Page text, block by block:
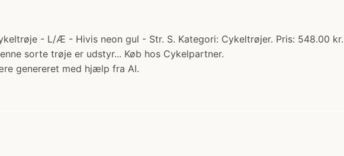
- L/Æ - Hivis neon gul - Str. S. Kategori: Cykeltrøjer. Pris: 548.00
sorte trøje er udstyr... Køb hos Cykelpartner.
genereret med hjælp fra AI.